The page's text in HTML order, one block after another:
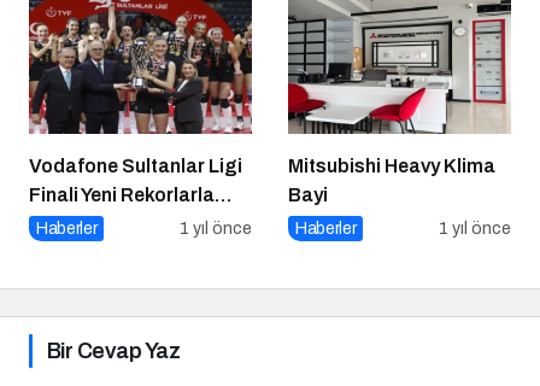
Vodafone Sultanlar Ligi
Finali Yeni Rekorlarla
Tamamlandı
Haberler 1 yıl önce
Mitsubishi Heavy Klima
Bayi
Haberler 1 yıl önce
Bir Cevap Yaz